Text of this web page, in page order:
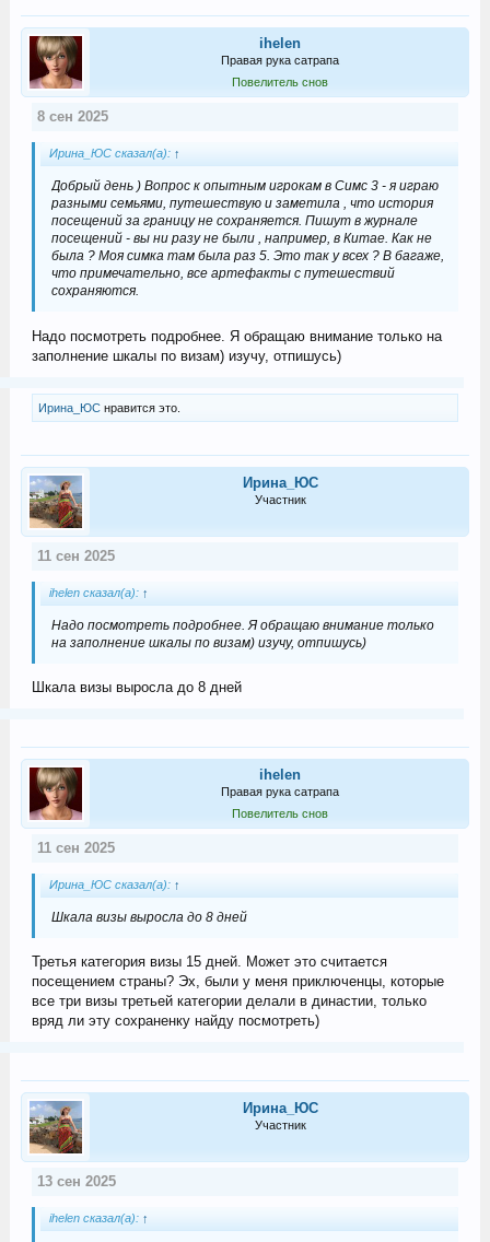
ihelen
Правая рука сатрапа
Повелитель снов
8 сен 2025
Ирина_ЮС сказал(а): ↑
Добрый день ) Вопрос к опытным игрокам в Симс 3 - я играю
разными семьями, путешествую и заметила , что история
посещений за границу не сохраняется. Пишут в журнале
посещений - вы ни разу не были , например, в Китае. Как не
была ? Моя симка там была раз 5. Это так у всех ? В багаже,
что примечательно, все артефакты с путешествий
сохраняются.
Надо посмотреть подробнее. Я обращаю внимание только на
заполнение шкалы по визам) изучу, отпишусь)
Ирина_ЮСнравится это.
Ирина_ЮС
Участник
11 сен 2025
ihelen сказал(а): ↑
Надо посмотреть подробнее. Я обращаю внимание только
на заполнение шкалы по визам) изучу, отпишусь)
Шкала визы выросла до 8 дней
ihelen
Правая рука сатрапа
Повелитель снов
11 сен 2025
Ирина_ЮС сказал(а): ↑
Шкала визы выросла до 8 дней
Третья категория визы 15 дней. Может это считается
посещением страны? Эх, были у меня приключенцы, которые
все три визы третьей категории делали в династии, только
вряд ли эту сохраненку найду посмотреть)
Ирина_ЮС
Участник
13 сен 2025
ihelen сказал(а): ↑